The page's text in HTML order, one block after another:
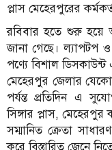
প্লাস মেহেরপুরের
রবিবার হতে শুরু হয়ে
জানা গেছে। ল্যাপটপ
পণ্যে বিশাল
মেহেরপুর জেলার
পর্যন্ত প্রতিদিন এ
সিঙ্গার প্লাস, মেহেরপুর
সম্মানিত ক্রেতা
করে বিস্তারিত জেনে